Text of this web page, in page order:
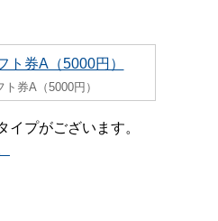
券A（5000円）
イプがございます。